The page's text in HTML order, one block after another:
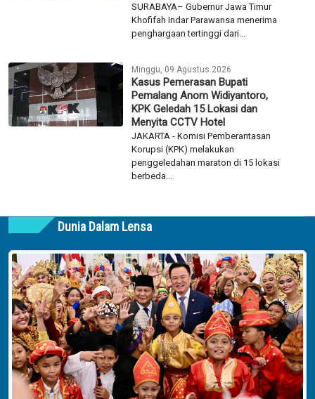
SURABAYA– Gubernur Jawa Timur
Khofifah Indar Parawansa menerima
penghargaan tertinggi dari...
Minggu, 09 Agustus 2026
Kasus Pemerasan Bupati
Pemalang Anom Widiyantoro,
KPK Geledah 15 Lokasi dan
Menyita CCTV Hotel
JAKARTA - Komisi Pemberantasan
Korupsi (KPK) melakukan
penggeledahan maraton di 15 lokasi
berbeda...
Dunia Dalam Lensa